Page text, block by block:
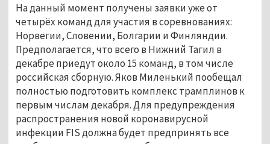
На данный момент получены заявки уже от
четырёх команд для участия в соревнованиях:
Норвегии, Словении, Болгарии и Финляндии.
Предполагается, что всего в Нижний Тагил в
декабре приедут около 15 команд, в том числе
российская сборную. Яков Миленький пообещал
полностью подготовить комплекс трамплинов к
первым числам декабря. Для предупреждения
распространения новой коронавирусной
инфекции FIS должна будет предпринять все